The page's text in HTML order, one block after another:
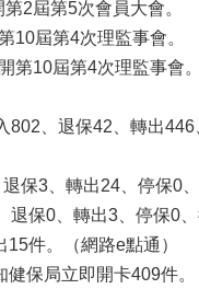
2屆第5次會員大會。
10屆第4次理監事會。
第10屆第4次理監事會
802、退保42、轉出
保3、轉出24、停保0
退保0、轉出3、停保0
件。（網路e點通）
保局立即開卡409件。